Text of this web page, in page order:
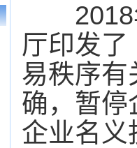
2018
厅印发
易秩序有
确，暂停
企业名义